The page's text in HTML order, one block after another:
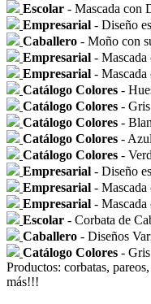
Escolar - Mascada con
Empresarial - Diseño
Caballero - Moño con
Empresarial - Mascada
Empresarial - Mascada
Catálogo Colores -
Catálogo Colores -
Catálogo Colores -
Catálogo Colores -
Catálogo Colores -
Empresarial - Diseño
Empresarial - Mascada
Empresarial - Mascada
Escolar - Corbata de
Caballero - Diseños
Catálogo Colores -
Productos: corbatas,
más!!!